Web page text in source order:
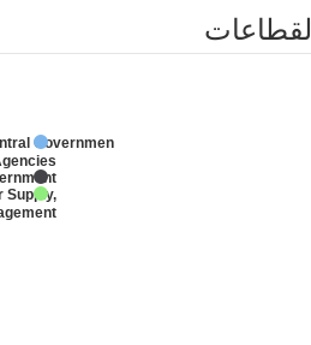
القطاعات
Government
Supply,